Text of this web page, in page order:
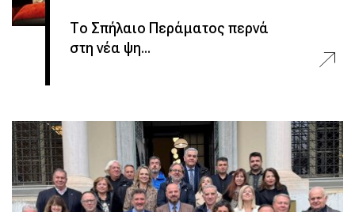
Το Σπήλαιο Περάματος περνά
στη νέα ψη...